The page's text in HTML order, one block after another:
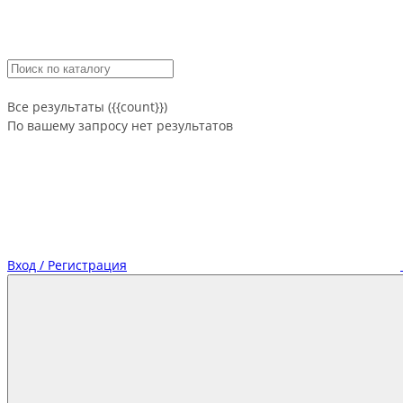
Все результаты ({{count}})
По вашему запросу нет результатов
Вход / Регистрация